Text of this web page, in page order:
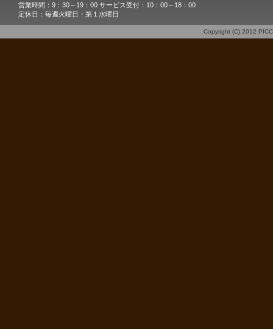
営業時間：9：30～19：00 サービス受付：10：00～18：00
定休日：毎週火曜日・第１水曜日
Copyright (C) 2012